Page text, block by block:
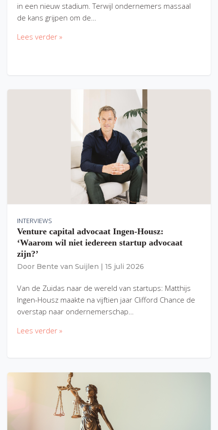
in een nieuw stadium. Terwijl ondernemers massaal
de kans grijpen om de…
Lees verder »
INTERVIEWS
Venture capital advocaat Ingen-Housz:
‘Waarom wil niet iedereen startup advocaat
zijn?’
Door Bente van Suijlen 15 juli 2026
Van de Zuidas naar de wereld van startups: Matthijs
Ingen-Housz maakte na vijftien jaar Clifford Chance de
overstap naar ondernemerschap…
Lees verder »